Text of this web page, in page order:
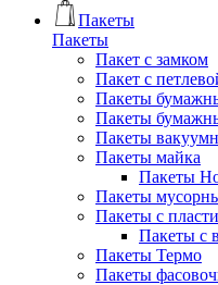
Пакеты
Пакеты
Пакет с замком
Пакет с
Пакеты
Пакеты
Пакеты
Пакеты майка
Пакеты
Пакеты
Пакеты с
Пакеты с
Пакеты Термо
Пакеты